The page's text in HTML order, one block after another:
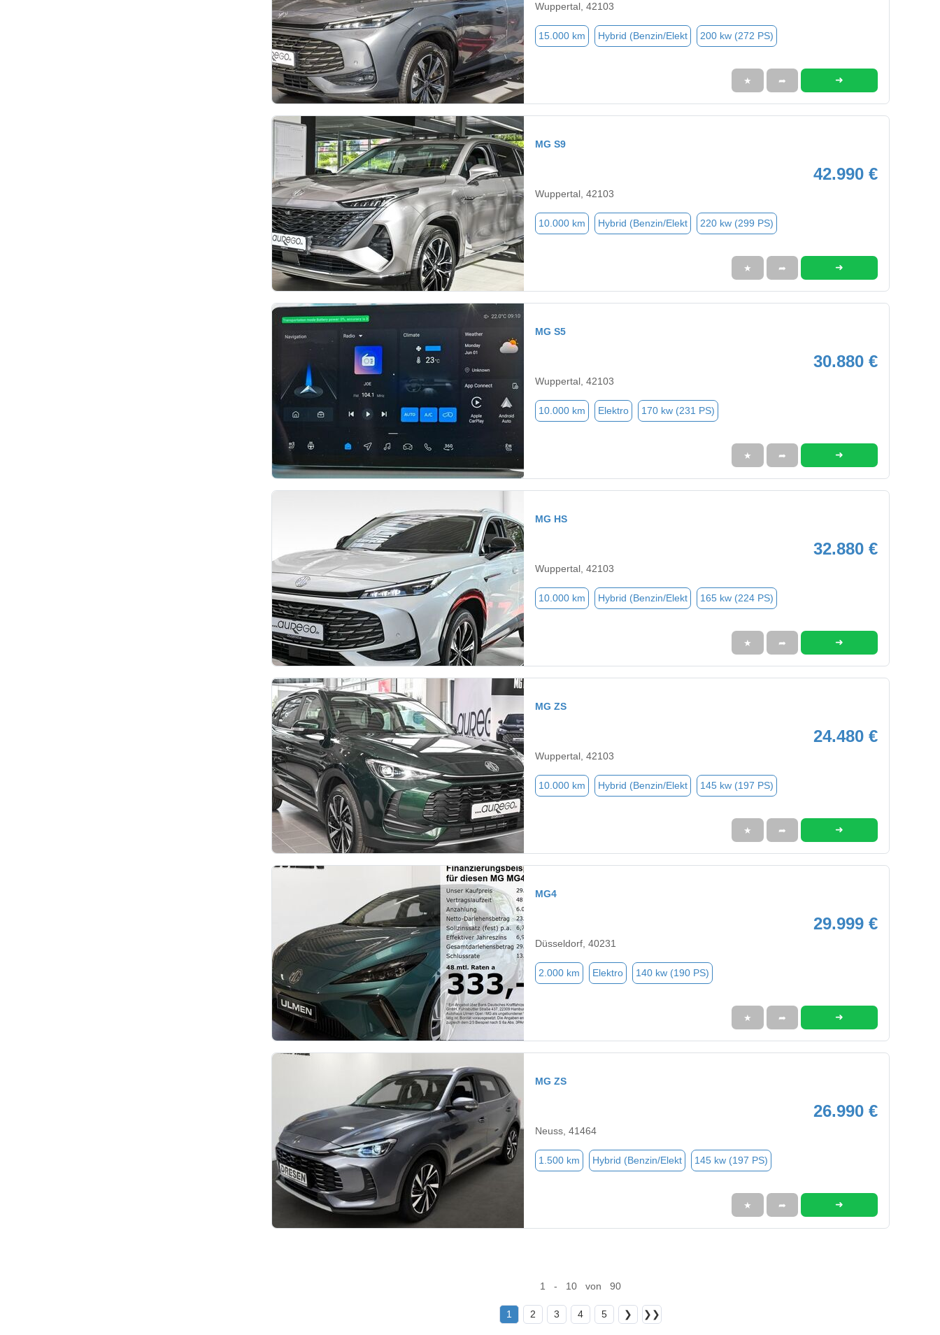
Wuppertal, 42103
15.000 km Hybrid (Benzin/Elekt 200 kw (272 PS)
★ ➦ ➜
MG S9
42.990 €
Wuppertal, 42103
10.000 km Hybrid (Benzin/Elekt 220 kw (299 PS)
★ ➦ ➜
MG S5
30.880 €
Wuppertal, 42103
10.000 km Elektro 170 kw (231 PS)
★ ➦ ➜
MG HS
32.880 €
Wuppertal, 42103
10.000 km Hybrid (Benzin/Elekt 165 kw (224 PS)
★ ➦ ➜
MG ZS
24.480 €
Wuppertal, 42103
10.000 km Hybrid (Benzin/Elekt 145 kw (197 PS)
★ ➦ ➜
MG4
29.999 €
Düsseldorf, 40231
2.000 km Elektro 140 kw (190 PS)
★ ➦ ➜
MG ZS
26.990 €
Neuss, 41464
1.500 km Hybrid (Benzin/Elekt 145 kw (197 PS)
★ ➦ ➜
1 - 10 von 90
1 2 3 4 5 ❯ ❯❯